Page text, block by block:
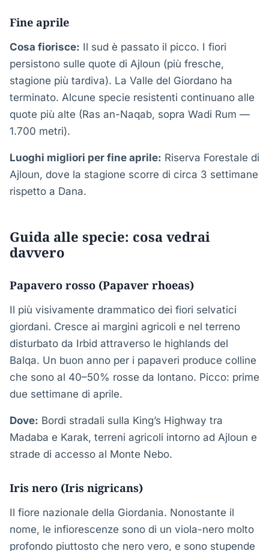
Fine aprile
Cosa fiorisce: Il sud è passato il picco. I fiori
persistono sulle quote di Ajloun (più fresche,
stagione più tardiva). La Valle del Giordano ha
terminato. Alcune specie resistenti continuano alle
quote più alte (Ras an-Naqab, sopra Wadi Rum —
1.700 metri).
Luoghi migliori per fine aprile: Riserva Forestale di
Ajloun, dove la stagione scorre di circa 3 settimane
rispetto a Dana.
Guida alle specie: cosa vedrai
davvero
Papavero rosso (Papaver rhoeas)
Il più visivamente drammatico dei fiori selvatici
giordani. Cresce ai margini agricoli e nel terreno
disturbato da Irbid attraverso le highlands del
Balqa. Un buon anno per i papaveri produce colline
che sono al 40–50% rosse da lontano. Picco: prime
due settimane di aprile.
Dove: Bordi stradali sulla King’s Highway tra
Madaba e Karak, terreni agricoli intorno ad Ajloun e
strade di accesso al Monte Nebo.
Iris nero (Iris nigricans)
Il fiore nazionale della Giordania. Nonostante il
nome, le infiorescenze sono di un viola-nero molto
profondo piuttosto che nero vero, e sono stupende